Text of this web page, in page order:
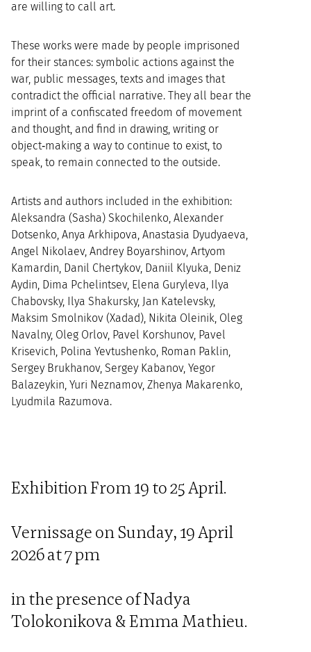
are willing to call art.
These works were made by people imprisoned
for their stances: symbolic actions against the
war, public messages, texts and images that
contradict the official narrative. They all bear the
imprint of a confiscated freedom of movement
and thought, and find in drawing, writing or
object‑making a way to continue to exist, to
speak, to remain connected to the outside.
Artists and authors included in the exhibition:
Aleksandra (Sasha) Skochilenko, Alexander
Dotsenko, Anya Arkhipova, Anastasia Dyudyaeva,
Angel Nikolaev, Andrey Boyarshinov, Artyom
Kamardin, Danil Chertykov, Daniil Klyuka, Deniz
Aydin, Dima Pchelintsev, Elena Guryleva, Ilya
Chabovsky, Ilya Shakursky, Jan Katelevsky,
Maksim Smolnikov (Xadad), Nikita Oleinik, Oleg
Navalny, Oleg Orlov, Pavel Korshunov, Pavel
Krisevich, Polina Yevtushenko, Roman Paklin,
Sergey Brukhanov, Sergey Kabanov, Yegor
Balazeykin, Yuri Neznamov, Zhenya Makarenko,
Lyudmila Razumova.
Exhibition From 19 to 25 April.
Vernissage on Sunday, 19 April
2026 at 7 pm
in the presence of Nadya
Tolokonikova & Emma Mathieu.